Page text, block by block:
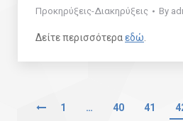
Προκηρύξεις-Διακηρύξεις By
Δείτε περισσότεραεδώ
1 … 40 41